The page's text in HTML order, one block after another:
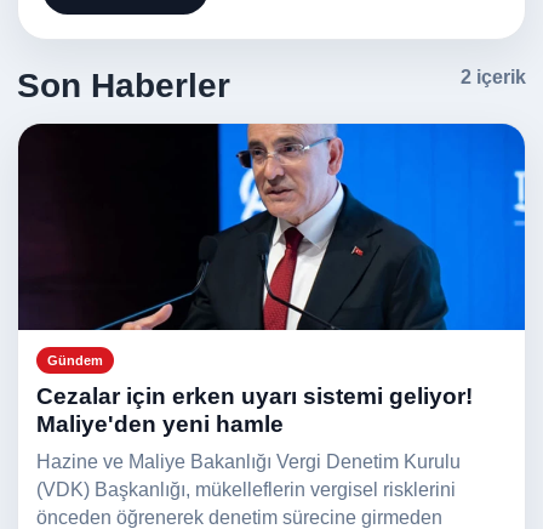
Son Haberler 2 içerik
Gündem
Cezalar için erken uyarı sistemi geliyor!
Maliye'den yeni hamle
Hazine ve Maliye Bakanlığı Vergi Denetim Kurulu
(VDK) Başkanlığı, mükelleflerin vergisel risklerini
önceden öğrenerek denetim sürecine girmeden